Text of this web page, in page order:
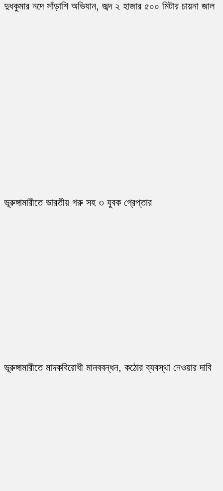
দুধকুমার নদে সাঁড়াশি অভিযান, জব্দ ২ হাজার ৫০০ মিটার চায়না জাল
ভূরুঙ্গামারীতে ভারতীয় গরু সহ ৩ যুবক গ্রেপ্তার
ভূরুঙ্গামারীতে মাদকবিরোধী মানববন্ধন, কঠোর ব্যবস্থা নেওয়ার দাবি